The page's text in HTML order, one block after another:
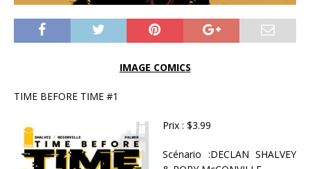
IMAGE COMICS
TIME BEFORE TIME #1
Prix : $3.99
Scénario :DECLAN SHALVEY